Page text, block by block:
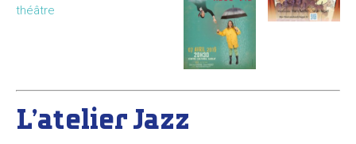
théâtre
L’atelier Jazz